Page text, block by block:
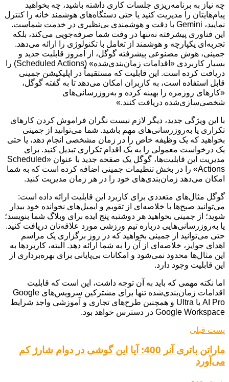
چه نیاز به برنامه‌ریزی جلسات کاری داشته باشید، چه بخواهید
پیام‌هایتان را مدیریت کنید یا حتی دستگاه‌های هوشمند خانه را کنترل
نمایید، Gemini با دقت و هوشمندی بی‌نظیری در خدمت شماست.
این فناوری پیشرفته نه‌تنها در وقت شما صرفه‌جویی می‌کند، بلکه
تجربه‌ای یکپارچه و هوشمند از تعامل با تکنولوژی را ارائه می‌دهد.
جمینی، هوش مصنوعی پیشرفته گوگل، از امروز قابلیت جدید و
بسیار کاربردی «اقدامات زمان‌بندی‌شده» (Scheduled Actions) را
دریافت کرده است. این قابلیت که مستقیماً در اپلیکیشن جمینی
قابل استفاده است، به کاربران امکان می‌دهد تا به گفته گوگل،
«کارهای روزمره را بهینه کرده و به‌روزرسانی‌های
شخصی‌سازی‌شده دریافت کنند.»
با این ویژگی جدید، دیگر لازم نیست نگران فراموش کردن کارهای
تکراری یا به‌روزرسانی‌های مهم باشید. شما می‌توانید از جمینی
بخواهید که یک وظیفه خاص را در زمان مشخصی انجام دهد، یا حتی
یک درخواست معمولی را به یک اقدام تکراری تبدیل کنید. برای
مدیریت این قابلیت‌ها، گوگل یک صفحه جدید با عنوان «Scheduled
Actions» را در بخش تنظیمات جمینی اضافه کرده است که به شما
امکان می‌دهد زمان‌بندی‌های خود را در هر زمان مدیریت کنید.
گوگل مثال‌های متعددی برای کاربرد این قابلیت ارائه داده است:
می‌توانید صبح‌ها با خلاصه‌ای از تقویم و ایمیل‌های نخوانده خود بیدار
شوید؛ از جمینی بخواهید هر دوشنبه پنج ایده برای وبلاگ شما بنویسد؛
یا به‌روزرسانی‌هایی درباره تیم ورزشی مورد علاقه‌تان دریافت کنید.
حتی می‌توانید از جمینی بخواهید که در روز برگزاری یک مراسم
اهدای جوایز، خلاصه‌ای از آن را به شما ارائه دهد. البته، کاربردها به
این مثال‌ها محدود نمی‌شود و امکانات بی‌پایانی برای بهره‌برداری از
این قابلیت وجود دارد.
اما نکته مهمی که باید به آن توجه داشت، این است که قابلیت
اقدامات زمان‌بندی‌شده تنها برای مشترکین سرویس‌های Google
AI Pro یا Ultra و همچنین طرح‌های تجاری و آموزشی واجد شرایط
Google Workspace در دسترس خواهد بود.
پست قبلی
ماراتن باتری آنر 400: آیا این گوشی در دوام شارژ کم
می‌آورد